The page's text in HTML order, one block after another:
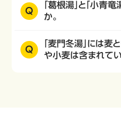
Q
「葛根湯」と「小青
か。
Q
「麦門冬湯」には麦
や小麦は含まれて